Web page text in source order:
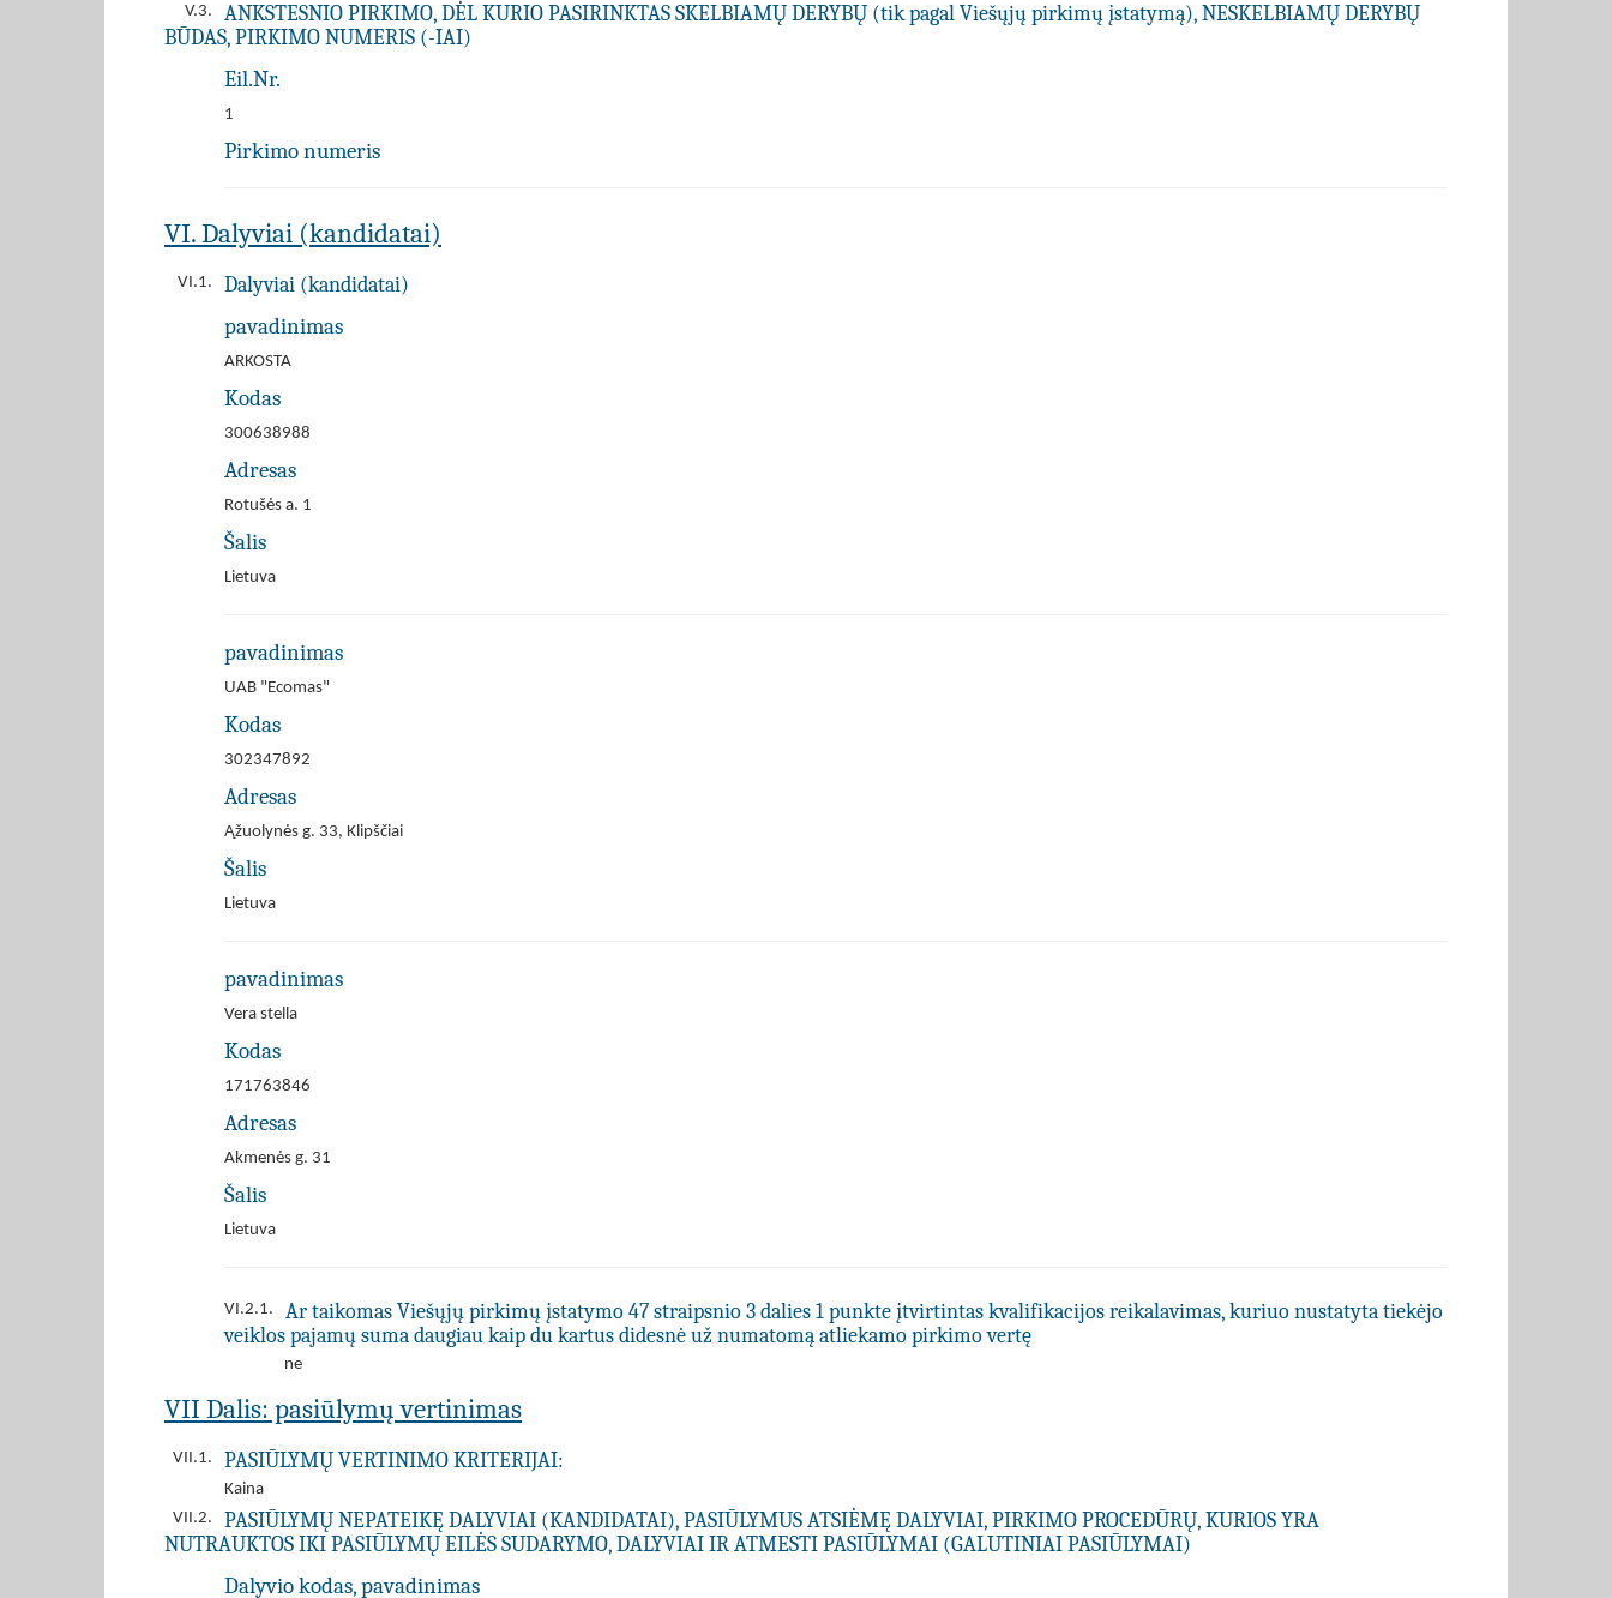
V.3.
ANKSTESNIO PIRKIMO, DĖL KURIO PASIRINKTAS SKELBIAMŲ DERYBŲ (tik pagal Viešųjų pirkimų įstatymą), NESKELBIAMŲ DERYBŲ
BŪDAS, PIRKIMO NUMERIS (-IAI)
Eil.Nr.
1
Pirkimo numeris
VI. Dalyviai (kandidatai)
VI.1. Dalyviai (kandidatai)
pavadinimas
ARKOSTA
Kodas
300638988
Adresas
Rotušės a. 1
Šalis
Lietuva
pavadinimas
UAB "Ecomas"
Kodas
302347892
Adresas
Ąžuolynės g. 33, Klipščiai
Šalis
Lietuva
pavadinimas
Vera stella
Kodas
171763846
Adresas
Akmenės g. 31
Šalis
Lietuva
VI.2.1.
Ar taikomas Viešųjų pirkimų įstatymo 47 straipsnio 3 dalies 1 punkte įtvirtintas kvalifikacijos reikalavimas, kuriuo nustatyta tiekėjo
veiklos pajamų suma daugiau kaip du kartus didesnė už numatomą atliekamo pirkimo vertę
ne
VII Dalis: pasiūlymų vertinimas
VII.1. PASIŪLYMŲ VERTINIMO KRITERIJAI:
Kaina
VII.2.
PASIŪLYMŲ NEPATEIKĘ DALYVIAI (KANDIDATAI), PASIŪLYMUS ATSIĖMĘ DALYVIAI, PIRKIMO PROCEDŪRŲ, KURIOS YRA
NUTRAUKTOS IKI PASIŪLYMŲ EILĖS SUDARYMO, DALYVIAI IR ATMESTI PASIŪLYMAI (GALUTINIAI PASIŪLYMAI)
Dalyvio kodas, pavadinimas